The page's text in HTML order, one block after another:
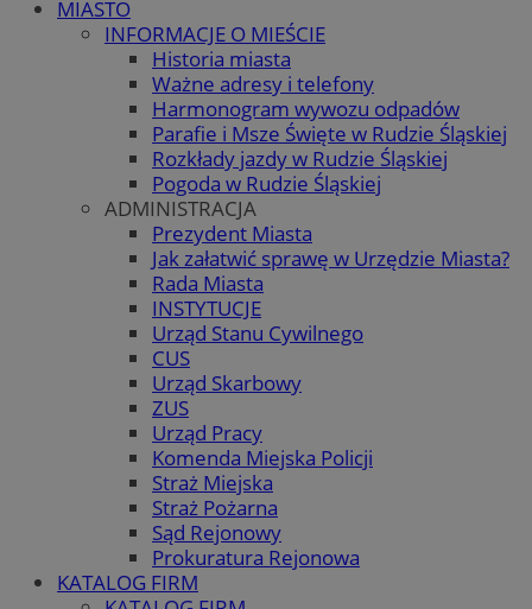
MIASTO
INFORMACJE O MIEŚCIE
Historia miasta
Ważne adresy i telefony
Harmonogram wywozu odpadów
Parafie i Msze Święte w Rudzie Śląskiej
Rozkłady jazdy w Rudzie Śląskiej
Pogoda w Rudzie Śląskiej
ADMINISTRACJA
Prezydent Miasta
Jak załatwić sprawę w Urzędzie Miasta?
Rada Miasta
INSTYTUCJE
Urząd Stanu Cywilnego
CUS
Urząd Skarbowy
ZUS
Urząd Pracy
Komenda Miejska Policji
Straż Miejska
Straż Pożarna
Sąd Rejonowy
Prokuratura Rejonowa
KATALOG FIRM